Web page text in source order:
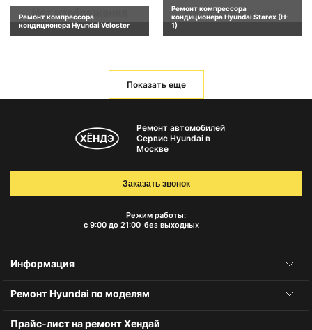
Ремонт компрессора
кондиционера Hyundai Veloster
Ремонт компрессора
кондиционера Hyundai Starex (H-
1)
Показать еще
Ремонт автомобилей
Сервис Hyundai в
Москве
Режим работы:
с 9:00 до 21:00 без выходных
Заказать звонок
Информация
Ремонт Hyundai по моделям
Прайс-лист на ремонт Хендай